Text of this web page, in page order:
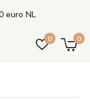
0 0
euro NL